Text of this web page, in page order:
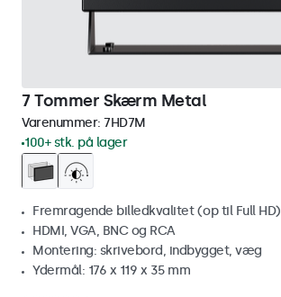
7 Tommer Skærm Metal
Varenummer: 7HD7M
100+ stk. på lager
Fremragende billedkvalitet (op til Full HD)
HDMI, VGA, BNC og RCA
Montering: skrivebord, indbygget, væg
Ydermål: 176 x 119 x 35 mm